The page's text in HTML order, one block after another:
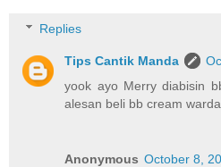
Replies
Tips Cantik Manda
yook ayo Merry diabisin
alesan beli bb cream
Anonymous October 8,